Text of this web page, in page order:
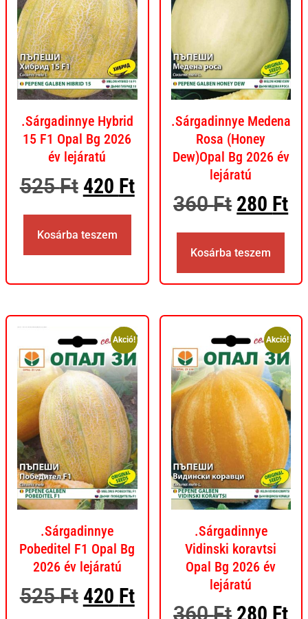
.Sárgadinnye Hybrid
15 F1 Opal Bg 2026
év lejáratú
525Ft 420 Ft
Kosárba teszem
.Sárgadinnye Medena
Rosa (Honey
Dew)Opal Bg 2026 év
lejáratú
360Ft 280 Ft
Kosárba teszem
Akció!
.Sárgadinnye
Pobeditel F1 Opal Bg
2026 év lejáratú
525Ft 420 Ft
Akció!
.Sárgadinnye
Vidinski koravtsi
Opal Bg 2026 év
lejáratú
360Ft 280 Ft